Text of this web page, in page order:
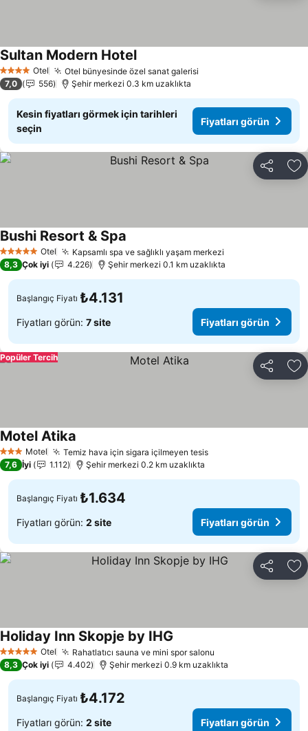
4 Yıldız Otel Otel bünyesinde özel sanat galerisi
Sultan Modern HotelFiyatları görün
7,0 556 Şehir merkezi 0.3 km uzaklıkta
Kesin fiyatları görmek için tarihleri
seçin
Fiyatları görün
Paylaş
5 Yıldız Otel Kapsamlı spa ve sağlıklı yaşam merkezi
Bushi Resort & Spa
8,3 Çok iyi 4.226 Şehir merkezi 0.1 km uzaklıkta
Başlangıç Fiyatı ₺4.131
Fiyatları görün: 7 site Fiyatları görün
Paylaş
Popüler Tercih
3 YıldızMotel Temiz hava için sigara içilmeyen tesisFiyatları görün
Motel Atika
7,6 İyi 1.112 Şehir merkezi 0.2 km uzaklıkta
Başlangıç Fiyatı ₺1.634
Fiyatları görün: 2 site Fiyatları görün
Paylaş
5 Yıldız Otel Rahatlatıcı sauna ve mini spor salonu
Holiday Inn Skopje by IHG
8,3 Çok iyi 4.402 Şehir merkezi 0.9 km uzaklıkta
Başlangıç Fiyatı ₺4.172
Fiyatları görün: 2 site Fiyatları görün